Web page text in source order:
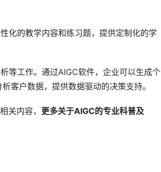
化的教学内容和练习题，提供定制化的学
等工作。通过AIGC软件，企业可以生成个
客户数据，提供数据驱动的决策支持。
关内容，
更多关于AIGC的专业科普及